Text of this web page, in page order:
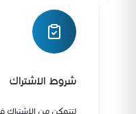
شروط الاشتراك
لتتمكن من الاشتراك